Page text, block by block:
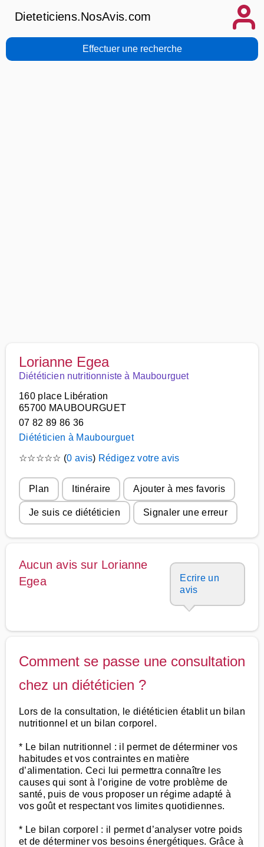
Dieteticiens.NosAvis.com
Effectuer une recherche
Lorianne Egea
Diététicien nutritionniste à Maubourguet
160 place Libération
65700 MAUBOURGUET
07 82 89 86 36
Diététicien à Maubourguet
☆☆☆☆☆ (0 avis) Rédigez votre avis
Plan Itinéraire Ajouter à mes favoris
Je suis ce diététicien Signaler une erreur
Aucun avis sur Lorianne
Egea
Ecrire un
avis
Comment se passe une consultation
chez un diététicien ?
Lors de la consultation, le diététicien établit un bilan
nutritionnel et un bilan corporel.
* Le bilan nutritionnel : il permet de déterminer vos
habitudes et vos contraintes en matière
d’alimentation. Ceci lui permettra connaître les
causes qui sont à l’origine de votre problème de
santé, puis de vous proposer un régime adapté à
vos goût et respectant vos limites quotidiennes.
* Le bilan corporel : il permet d’analyser votre poids
et de déterminer vos besoins énergétiques. Grâce à